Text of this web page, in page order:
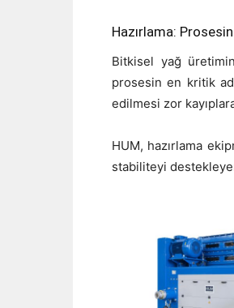
Hazırlama:
Bitkisel yağ
prosesin en kritik
edilmesi zor
HUM, hazırlama
stabiliteyi